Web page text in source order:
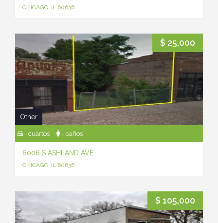
CHICAGO, IL 60636
$ 25,000
Other
- cuartos - baños
6006 S ASHLAND AVE
CHICAGO, IL 60636
$ 105,000